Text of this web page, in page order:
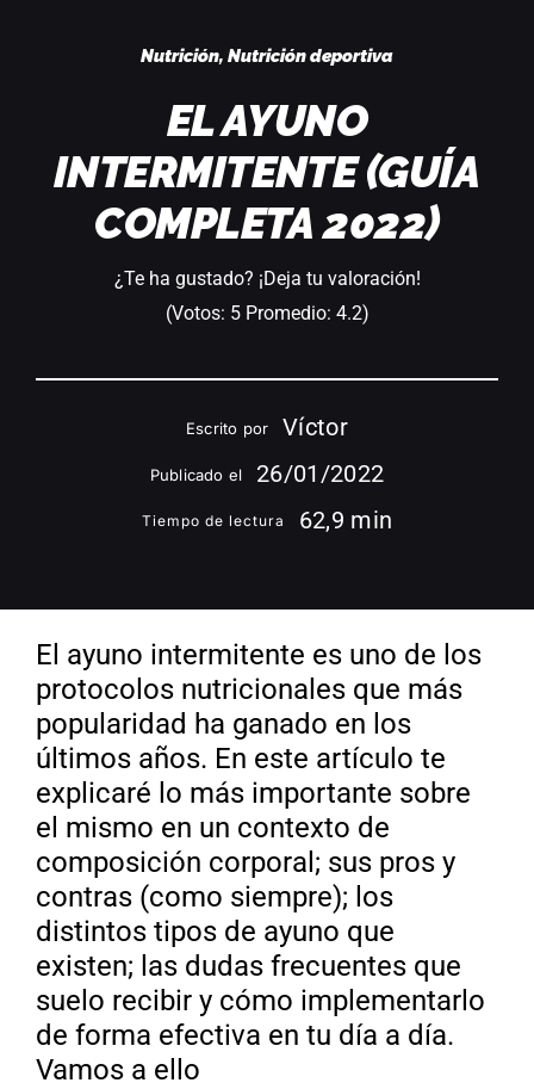
Nutrición, Nutrición deportiva
EL AYUNO
INTERMITENTE (GUÍA
COMPLETA 2022)
¿Te ha gustado? ¡Deja tu valoración!
(Votos: 5Promedio: 4.2)
Escrito por Víctor
Publicado el 26/01/2022
Tiempo de lectura 62,9 min
El ayuno intermitente es uno de los
protocolos nutricionales que más
popularidad ha ganado en los
últimos años. En este artículo te
explicaré lo más importante sobre
el mismo en un contexto de
composición corporal; sus pros y
contras (como siempre); los
distintos tipos de ayuno que
existen; las dudas frecuentes que
suelo recibir y cómo implementarlo
de forma efectiva en tu día a día.
Vamos a ello